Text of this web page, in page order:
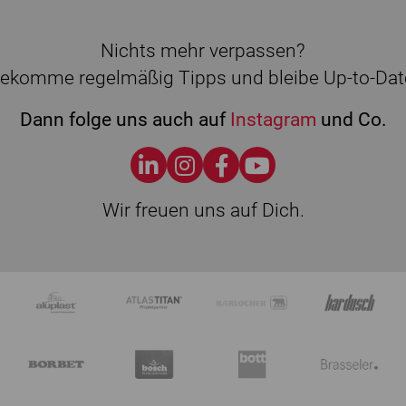
Nichts mehr verpassen?
regelmäßig Tipps und bleibe Up-to-
Dann folge uns auch auf Instagram und Co.
Wir freuen uns auf Dich.